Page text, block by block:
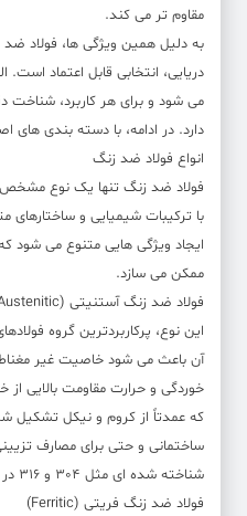
مقاوم تر می کند.
به دلیل همین ویژگی ها، فولاد
دریایی، انتخابی قابل اعتماد است.
می شود و برای هر کاربرد،
دارد. در ادامه، با دسته بندی
انواع فولاد ضد زنگ
فولاد ضد زنگ تنها یک نوع مشخص
با ترکیبات شیمیایی و
ایجاد ویژگی هایی متنوع می شود
ممکن می سازد.
فولاد ضد زنگ آستنیتی (Austenitic)
این نوع، پرکاربردترین گروه
آن باعث می شود خاصیت غیر
خوردگی و حرارت مقاومت بالایی از
که عمدتاً از کروم و نیکل تشکیل
ساختمانی و حتی برای مصارف
شناخته شده ای مثل 304 و 316 در این دسته قرار دارند.
فولاد ضد زنگ فریتی (Ferritic)